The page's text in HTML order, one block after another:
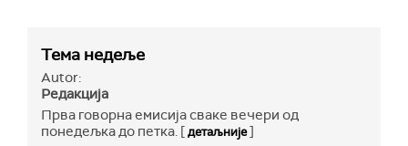
Тема недеље
Autor:
Редакција
Прва говорна емисија сваке вечери од
понедељка до петка. [детаљније]